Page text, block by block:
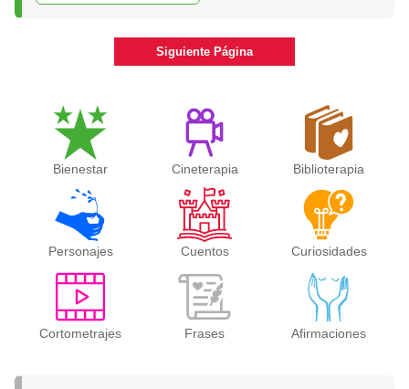
Siguiente Página
Bienestar Cineterapia Biblioterapia
Personajes Cuentos Curiosidades
Cortometrajes Frases Afirmaciones